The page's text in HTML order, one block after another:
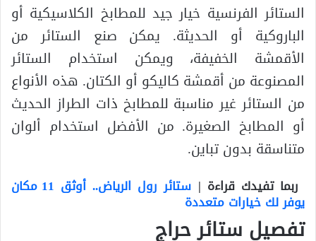
الستائر الفرنسية خيار جيد للمطابخ الكلاسيكية أو
الباروكية أو الحديثة. يمكن صنع الستائر من
الأقمشة الخفيفة، ويمكن استخدام الستائر
المصنوعة من أقمشة كاليكو أو الكتان. هذه الأنواع
من الستائر غير مناسبة للمطابخ ذات الطراز الحديث
أو المطابخ الصغيرة. من الأفضل استخدام ألوان
متناسقة بدون تباين.
ربما تفيدك قراءة | ستائر رول الرياض.. أوثق 11 مكان
يوفر لك خيارات متعددة
تفصيل ستائر حراج